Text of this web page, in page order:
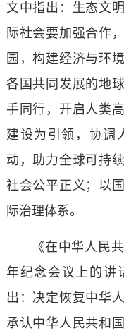
文中指出：生态文
际社会要加强合作
园，构建经济与环
各国共同发展的地
手同行，开启人类
建设为引领，协调
动，助力全球可持
社会公平正义；以
际治理体系。
《在中华人民
年纪念会议上的讲
出：决定恢复中华
承认中华人民共和